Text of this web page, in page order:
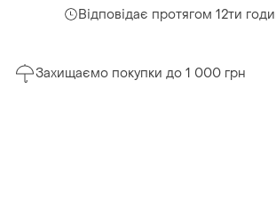
Відповідає протягом 12ти
Захищаємо покупки до 1 000 грн